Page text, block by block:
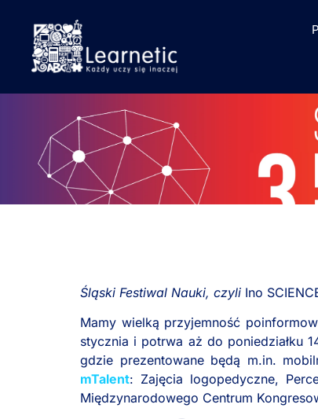
Śląski Festiwal Nauki, czyli Ino
Mamy wielką przyjemność
stycznia i potrwa aż do poniedziałku
gdzie prezentowane będą m.in.
mTalent: Zajęcia logopedyczne,
Międzynarodowego Centrum